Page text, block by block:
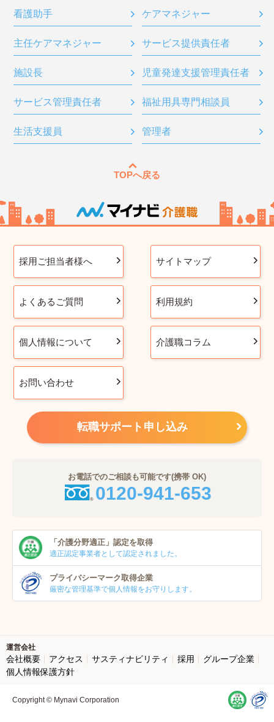
看護助手 ケアマネジャー
主任ケアマネジャー サービス提供責任者
施設長 児童発達支援管理責任者
サービス管理責任者 福祉用具専門相談員
生活支援員 管理者
TOPへ戻る
採用ご担当者様へ サイトマップ
よくあるご質問 利用規約
個人情報について 介護職コラム
お問い合わせ
転職サポート申し込み
お電話でのご相談も可能です(携帯 OK)
0120-941-653
「介護分野適正」 認定を取得
適正認定事業者として認定されました。
プライバシーマーク取得企業
厳密な管理基準で個人情報をお守りします。
運営会社
会社概要 アクセス サスティナビリティ 採用
グループ企業
個人情報保護方針
Copyright © Mynavi Corporation